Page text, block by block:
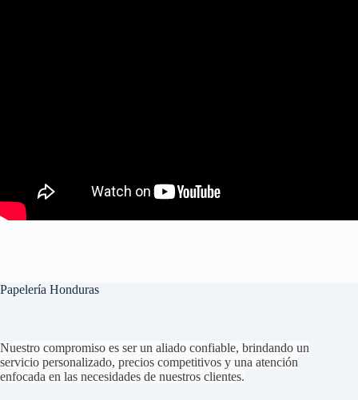
Papelería Honduras
Nuestro compromiso es ser un aliado confiable, brindando un
servicio personalizado, precios competitivos y una atención
enfocada en las necesidades de nuestros clientes.